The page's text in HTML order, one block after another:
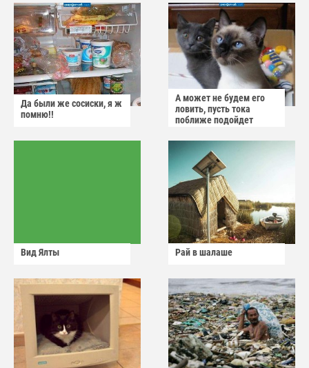
Да были же сосиски, я ж
помню!!
А может не будем его
ловить, пусть тока
поближе подойдет
Вид Ялты Рай в шалаше